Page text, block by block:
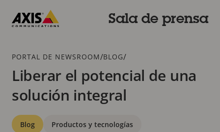
contenido
Sala de prensa
Breadcrumb
PORTAL DE NEWSROOM/BLOG/
Liberar el potencial de una
solución integral
Categorías
Blog Productos y tecnologías